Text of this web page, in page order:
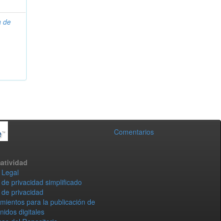
de
Comentarios
privacidad simplificado
privacidad
para la publicación de
digitales